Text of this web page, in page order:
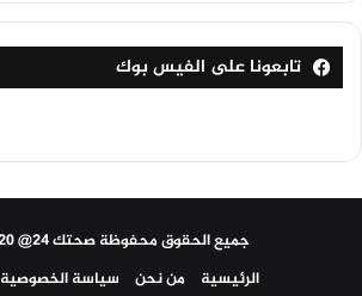
تابعونا على الفيس بوك
جميع الحقوق محفوظة صحتك 24@ 2020-2026
الرئيسية
من نحن سياسة الخصوصية